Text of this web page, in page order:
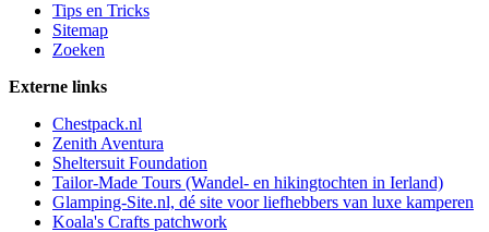
Tips en Tricks
Sitemap
Zoeken
Externe links
Chestpack.nl
Zenith Aventura
Sheltersuit Foundation
Tailor-Made Tours (Wandel- en hikingtochten in Ierland)
Glamping-Site.nl, dé site voor liefhebbers van luxe kamperen
Koala's Crafts patchwork